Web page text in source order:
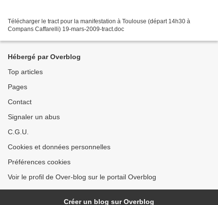
Télécharger le tract pour la manifestation à Toulouse (départ 14h30 à
Compans Caffarelli) 19-mars-2009-tract.doc
Hébergé par Overblog
Top articles
Pages
Contact
Signaler un abus
C.G.U.
Cookies et données personnelles
Préférences cookies
Voir le profil de Over-blog sur le portail Overblog
Créer un blog sur Overblog